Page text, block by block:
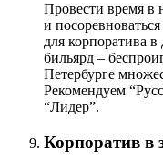
Провести время в
и
для корпоратива
бильярд –
Петербурге
Рекомендуем
“Лидер”.
Корпоратив в